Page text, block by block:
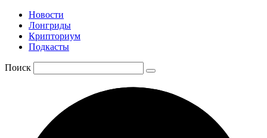
Новости
Лонгриды
Крипториум
Подкасты
Поиск